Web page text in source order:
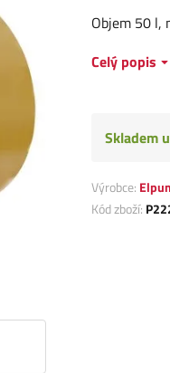
Objem 50 l,
Celý popis
Skladem
Výrobce:
Kód zboží: